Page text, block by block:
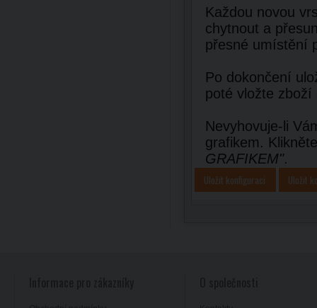
Každou novou
chytnout a
přesné umístění
Po dokončení
poté vložte zboží
Nevyhovuje-li
grafikem.
GRAFIKEM".
Uložit konfiguraci Uložit